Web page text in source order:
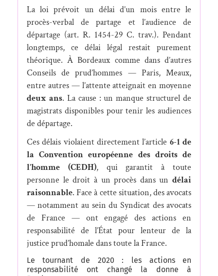
La loi prévoit un délai d’un mois entre le
procès-verbal de partage et l’audience de
départage (art. R. 1454-29 C. trav.). Pendant
longtemps, ce délai légal restait purement
théorique. À Bordeaux comme dans d’autres
Conseils de prud’hommes — Paris, Meaux,
entre autres — l’attente atteignait en moyenne
deux ans. La cause : un manque structurel de
magistrats disponibles pour tenir les audiences
de départage.
Ces délais violaient directement l’article 6-1 de
la Convention européenne des droits de
l’homme (CEDH), qui garantit à toute
personne le droit à un procès dans undélai
raisonnable. Face à cette situation, des avocats
— notamment au sein du Syndicat des avocats
de France — ont engagé des actions en
responsabilité de l’État pour lenteur de la
justice prud’homale dans toute la France.
Le tournant de 2020 : les actions en
responsabilité ont changé la donne à